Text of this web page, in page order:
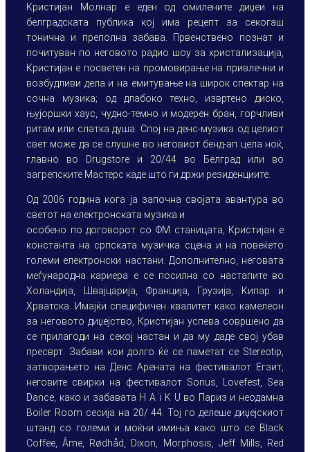
Кристијан Молнар е еден од омилените диџеи на
белградската публика кој има рецепт за секогаш
тонична и преполна забава. Првенствено познат и
почитуван по неговото радио шоу за христализација,
Кристијан е посветен на промовирање на привлечни и
возбудливи дела и на емитување на широк спектар на
сочна музика; од длабоко техно, извртено диско,
њујоршки хаус, чудно-темно и модерен бран, горчливи
ритам или слатка душа. Спој на денс-музика од целиот
свет може да се слушне во неговиот бенд-ап цела ноќ,
главно во Drugstore и 20/44 во Белград или во
загрепските Мастерс каде што ги држи резиденциите.
Од 2006 година кога ја започна својата авантура во
светот на електронската музика и
особено по договорот со ФМ станицата, Кристијан е
константа на српската музичка сцена и на повеќето
големи електронски настани. Дополнително, неговата
меѓународна кариера е се посилна со настапите во
Холандија, Швајцарија, Франција, Грузија, Кипар и
Хрватска. Имајќи специфичен квалитет како камелеон
за неговото диџејство, Кристијан успева совршено да
се прилагоди на секој настан и да му даде свој убав
пресврт. Забави кои долго ќе се паметат се Stereotip,
затворањето на Денс Арената на фестивалот Егзит,
неговите свирки на фестивалот Sonus, Lovefest, Sea
Dance, како и забавата H A ï K U во Париз и неодамна
Boiler Room сесија на 20/ 44. Тој го делеше диџејскиот
штанд со големи и моќни имиња како што се Black
Coffee, Âme, Rødhåd, Dixon, Morphosis, Jeff Mills, Red